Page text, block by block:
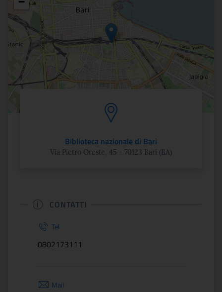
Biblioteca nazionale di Bari
Via Pietro Oreste, 45 - 70123 Bari (BA)
CONTATTI
Tel
0802173111
Mail